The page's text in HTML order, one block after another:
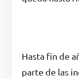
Hasta fin de
parte de las